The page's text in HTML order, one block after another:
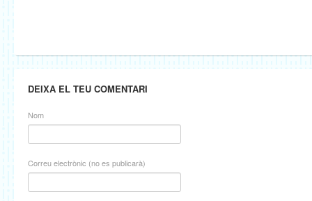
DEIXA EL TEU COMENTARI
Nom
Correu electrònic (no es publicarà)